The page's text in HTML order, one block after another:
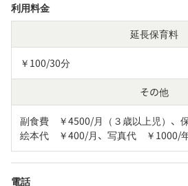
利用料金
延長保育料
￥100/30分
その他
副食費　￥4500/月（３歳以上児）、
絵本代　￥400/月、写真代　￥1000/
電話